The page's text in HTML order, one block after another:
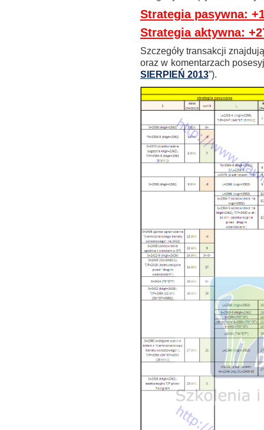
Strategia pasywna:
Strategia aktywna:
Szczegóły transakcji
oraz w komentarzach
SIERPIEŃ 2013”).